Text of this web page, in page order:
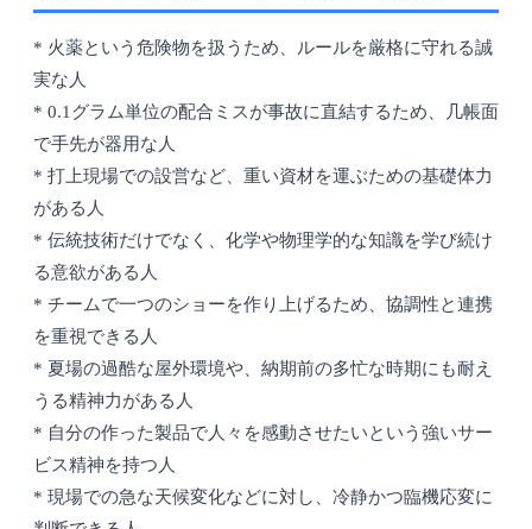
* 火薬という危険物を扱うため、ルールを厳格に守れる誠
実な人
* 0.1グラム単位の配合ミスが事故に直結するため、几帳面
で手先が器用な人
* 打上現場での設営など、重い資材を運ぶための基礎体力
がある人
* 伝統技術だけでなく、化学や物理学的な知識を学び続け
る意欲がある人
* チームで一つのショーを作り上げるため、協調性と連携
を重視できる人
* 夏場の過酷な屋外環境や、納期前の多忙な時期にも耐え
うる精神力がある人
* 自分の作った製品で人々を感動させたいという強いサー
ビス精神を持つ人
* 現場での急な天候変化などに対し、冷静かつ臨機応変に